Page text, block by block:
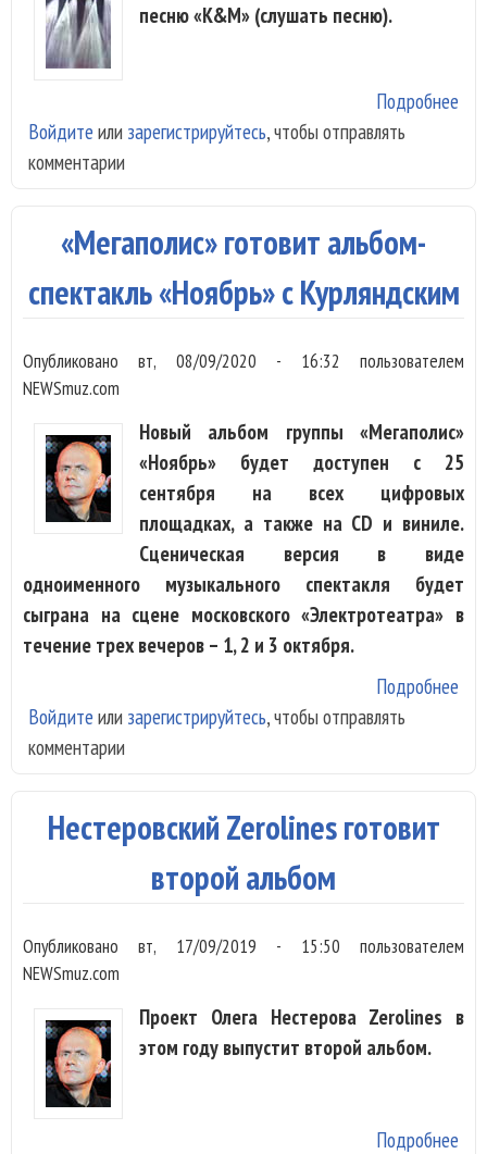
песню «K&M» (слушать песню).
Подробнее
Войдите или зарегистрируйтесь, чтобы отправлять
комментарии
«Мегаполис» готовит альбом-
спектакль «Ноябрь» с Курляндским
Опубликовановт, 08/09/2020 - 16:32 пользователем
NEWSmuz.com
Новый альбом группы «Мегаполис»
«Ноябрь» будет доступен с 25
сентября на всех цифровых
площадках, а также на CD и виниле.
Сценическая версия в виде
одноименного музыкального спектакля будет
сыграна на сцене московского «Электротеатра» в
течение трех вечеров – 1, 2 и 3 октября.
Подробнее
Войдите или зарегистрируйтесь, чтобы отправлять
комментарии
Нестеровский Zerolines готовит
второй альбом
Опубликовановт, 17/09/2019 - 15:50 пользователем
NEWSmuz.com
Проект Олега Нестерова Zerolines в
этом году выпустит второй альбом.
Подробнее